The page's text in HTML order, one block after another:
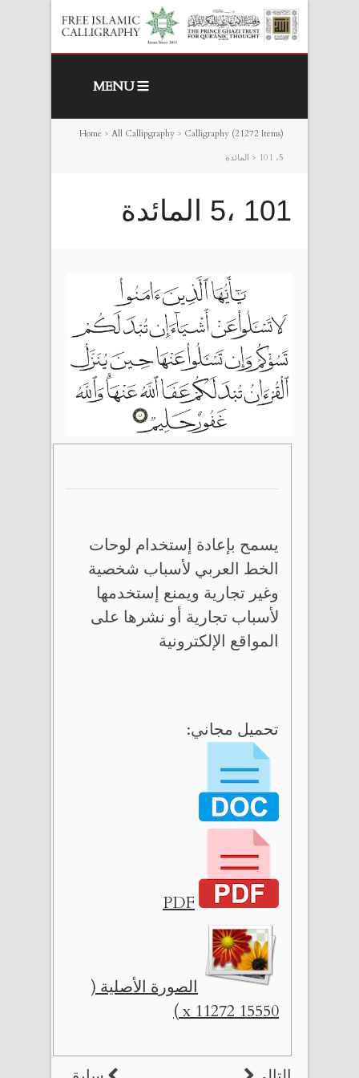
MENU
Home > All Callipgraphy > Calligraphy (21272 Items)
> 101 ،5 المائدة
101 ،5 المائدة
يسمح بإعادة إستخدام لوحات
الخط العربي لأسباب شخصية
وغير تجارية ويمنع إستخدمها
لأسباب تجارية أو نشرها على
المواقع الإلكترونية
تحميل مجاني:
PDF
الصورة الأصلية (
15550 x 11272 )